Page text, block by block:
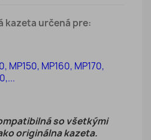
kazeta určená pre:
MP150, MP160, MP170,
so všetkými
originálna kazeta.